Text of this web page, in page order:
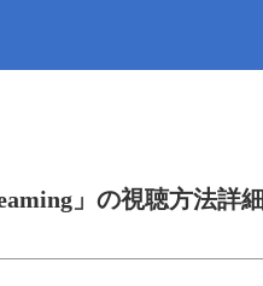
」の視聴方法詳細